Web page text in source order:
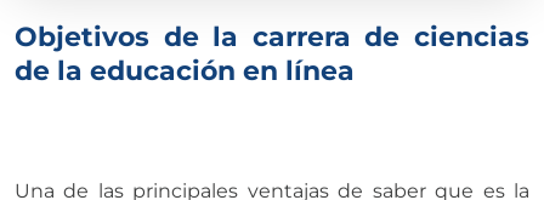
Objetivos de la carrera de ciencias
de la educación en línea
Una de las principales ventajas de saber que es la